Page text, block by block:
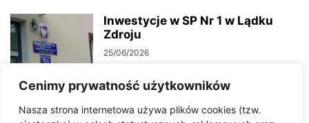
Cenimy prywatność użytkowników
Nasza strona internetowa używa plików cookies (tzw.
Inwestycje w SP Nr 1 w Lądku
Zdroju
25/06/2026
spożycia. Sanepid wydał